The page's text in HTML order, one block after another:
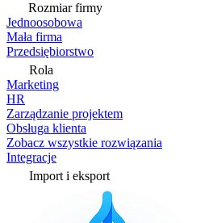
Rozmiar firmy
Jednoosobowa
Mała firma
Przedsiębiorstwo
Rola
Marketing
HR
Zarządzanie projektem
Obsługa klienta
Zobacz wszystkie rozwiązania
Integracje
Import i eksport